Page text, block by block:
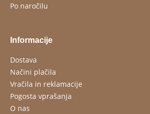
Po naročilu
Informacije
Dostava
Načini plačila
Vračila in reklamacije
Pogosta vprašanja
O nas